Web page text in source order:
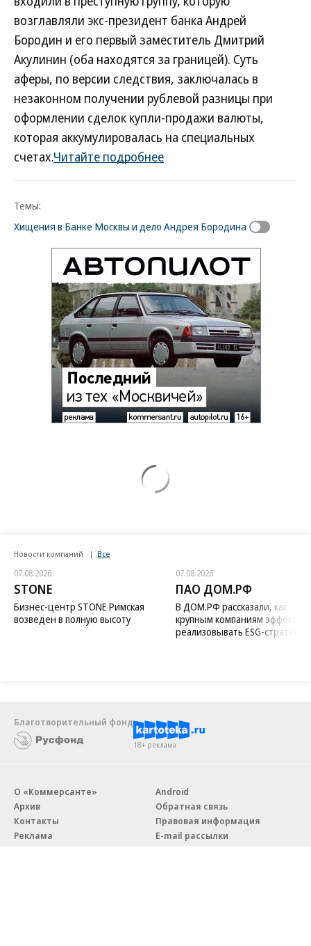
возглавляли экс-президент банка Андрей
Бородин и его первый заместитель Дмитрий
Акулинин (оба находятся за границей). Суть
аферы, по версии следствия, заключалась в
незаконном получении рублевой разницы при
оформлении сделок купли-продажи валюты,
которая аккумулировалась на специальных
счетах.Читайте подробнее
Темы:
Хищения в Банке Москвы и дело Андрея Бородина
Новости компаний Все
07.08.2026
STONE
Бизнес-центр STONE Римская
возведен в полную высоту
07.08.2026
ПАО ДОМ.РФ
В ДОМ.РФ рассказали, как
крупным компаниям
реализовывать ESG-стратегию
Благотворительный фонд
18+ реклама
О «Коммерсанте»
Архив
Контакты
Реклама
Android
Обратная связь
Правовая информация
E-mail рассылки